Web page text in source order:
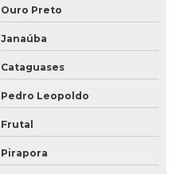
Ouro Preto
Janaúba
Cataguases
Pedro Leopoldo
Frutal
Pirapora